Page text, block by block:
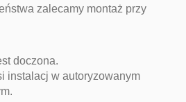
zalecamy montaż przy
doczona.
instalacj w autoryzowanym